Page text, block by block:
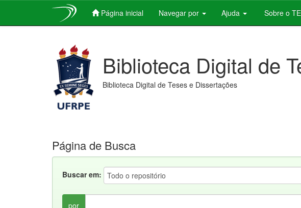
Página inicial Navegar por Ajuda Sobre o
Biblioteca Digital de
Biblioteca Digital de Teses e Dissertações
Página de Busca
Buscar em:
por